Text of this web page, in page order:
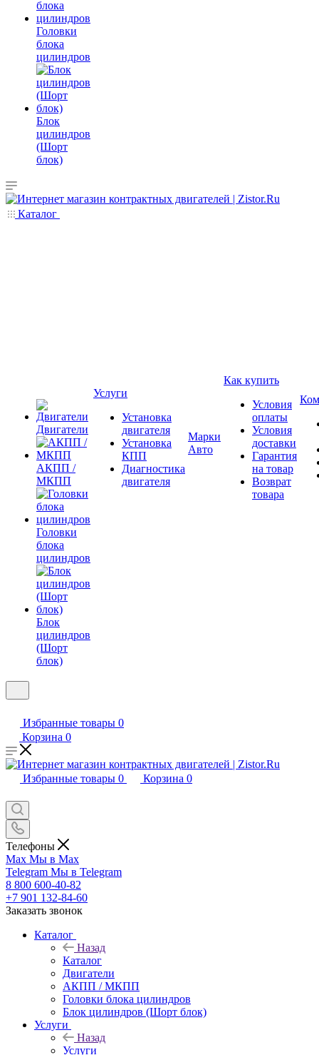
Головки
блока
цилиндров
Блок
цилиндров
(Шорт
блок)
Каталог
Двигатели
АКПП /
МКПП
Головки
блока
цилиндров
Блок
цилиндров
(Шорт
блок)
Услуги
Установка
двигателя
Установка
КПП
Диагностика
двигателя
Марки
Авто
Как купить
Условия
оплаты
Условия
доставки
Гарантия
на товар
Возврат
товара
Избранные товары 0
Корзина 0
Избранные товары 0 Корзина 0
Телефоны
Max Мы в Max
Telegram Мы в Telegram
8 800 600-40-82
+7 901 132-84-60
Заказать звонок
Каталог
Назад
Каталог
Двигатели
АКПП / МКПП
Головки блока цилиндров
Блок цилиндров (Шорт блок)
Услуги
Назад
Услуги